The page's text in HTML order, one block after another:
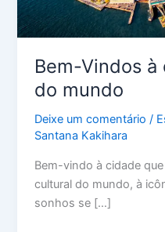
Bem-Vindos
do mundo
Deixe um comentário /
Santana Kakihara
Bem-vindo à cidade
cultural do mundo, à
sonhos se […]